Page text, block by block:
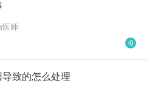
医师
致的怎么处理